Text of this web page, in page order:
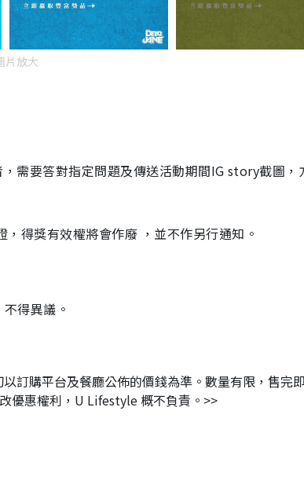
片放大
需要答對指定問題及傳送活動期間IG story截圖，
得獎有效權將會作廢 ，並不作另行通知。
得異議。
訂購平台及餐廳公佈的價錢為準。數量有限，售完
優惠權利，U Lifestyle 概不負責。>>